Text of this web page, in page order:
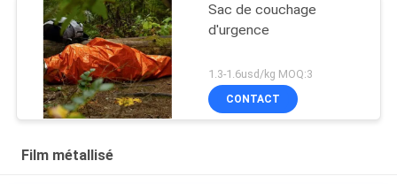
Sac de couchage
d'urgence
1.3-1.6usd/kg MOQ:3
CONTACT
Film métallisé